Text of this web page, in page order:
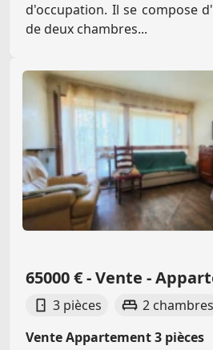
d'occupation. Il se compose
de deux chambres...
65000 € - Vente -
3 pièces 2 chambres
Vente Appartement 3 pièces